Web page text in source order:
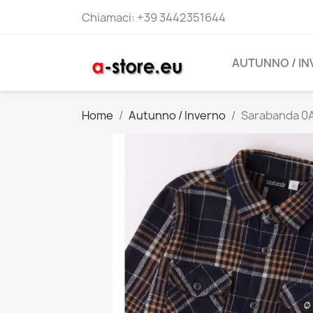
Chiamaci: +39 3442351644
AUTUNNO /
Home Autunno / Inverno Sarabanda